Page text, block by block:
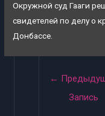
Окружной суд Гааги
свидетелей по делу о
Донбассе.
Навигация
←
Запись